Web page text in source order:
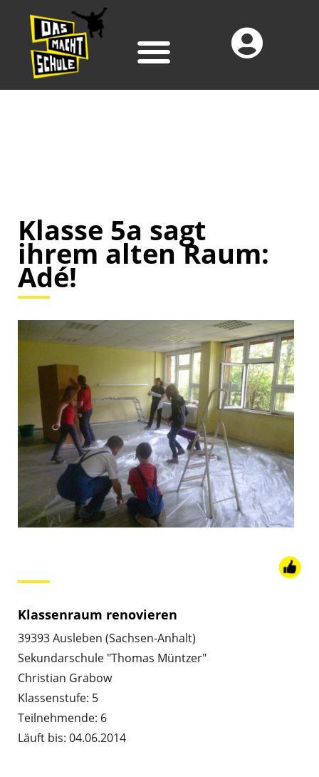
Klasse 5a sagt
ihrem alten Raum:
Adé!
Klassenraum renovieren
39393 Ausleben (Sachsen-Anhalt)
Sekundarschule "Thomas Müntzer"
Christian Grabow
Klassenstufe: 5
Teilnehmende: 6
Läuft bis: 04.06.2014